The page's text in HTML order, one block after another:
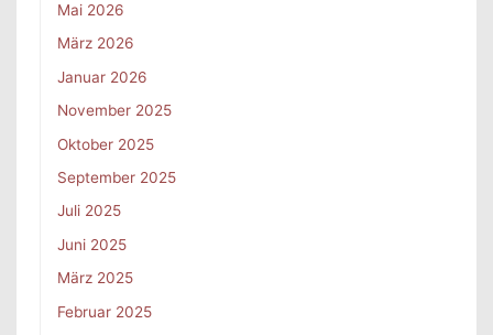
Mai 2026
März 2026
Januar 2026
November 2025
Oktober 2025
September 2025
Juli 2025
Juni 2025
März 2025
Februar 2025